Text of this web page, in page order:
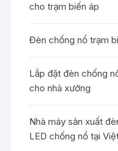
cho trạm biến áp
Đèn chống nổ trạm
Lắp đặt đèn chống
cho nhà xưởng
Nhà máy sản xuất
LED chống nổ tại